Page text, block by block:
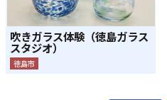
吹きガラス体験（徳島ガラス
スタジオ）
徳島市